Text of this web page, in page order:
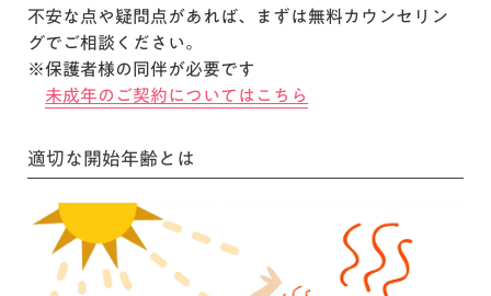
不安な点や疑問点があれば、まずは無料カウンセリン
グでご相談ください。
※保護者様の同伴が必要です
未成年のご契約についてはこちら
適切な開始年齢とは